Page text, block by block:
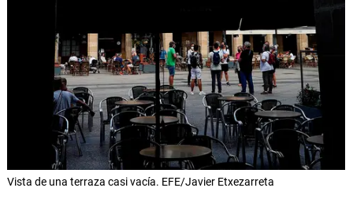
Vista de una terraza casi vacía. EFE/Javier Etxezarreta